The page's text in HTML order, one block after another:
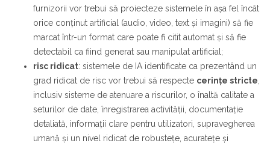
furnizorii vor trebui să proiecteze sistemele în așa fel încât
orice conținut artificial (audio, video, text și imagini) să fie
marcat într-un format care poate fi citit automat și să fie
detectabil ca fiind generat sau manipulat artificial;
risc ridicat: sistemele de IA identificate ca prezentând un
grad ridicat de risc vor trebui să respecte cerințe stricte
inclusiv sisteme de atenuare a riscurilor, o înaltă calitate a
seturilor de date, înregistrarea activității, documentație
detaliată, informații clare pentru utilizatori, supravegherea
umană și un nivel ridicat de robustețe, acuratețe și